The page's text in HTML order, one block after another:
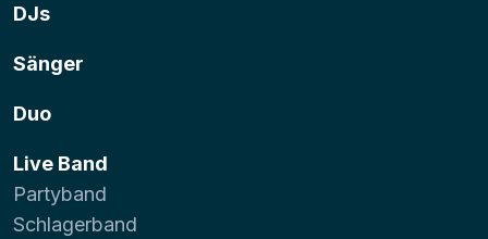
DJs
Sänger
Duo
Live Band
Partyband
Schlagerband